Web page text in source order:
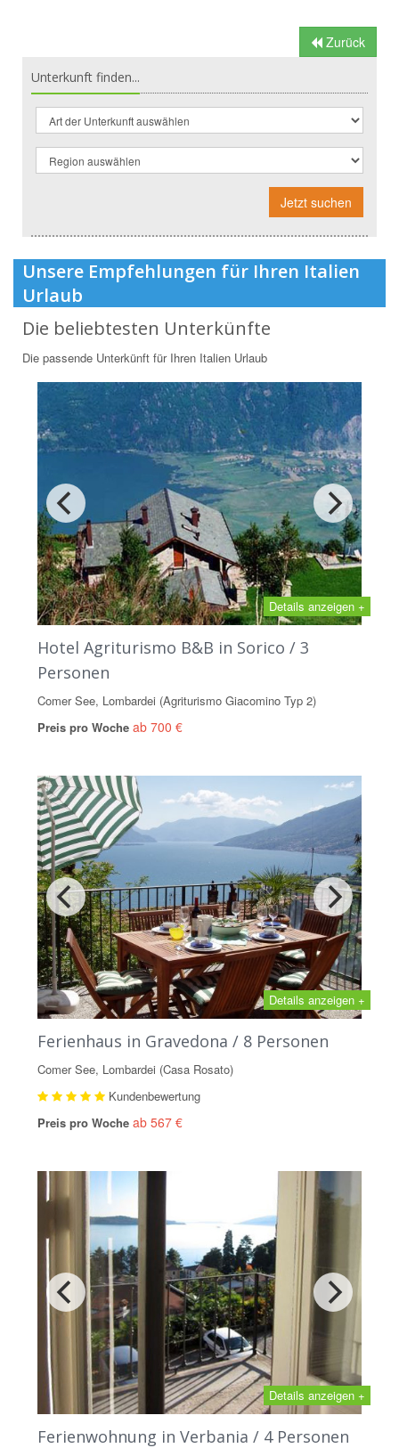
Zurück
Unterkunft finden...
Jetzt suchen
Unsere Empfehlungen für Ihren Italien
Urlaub
Die beliebtesten Unterkünfte
Die passende Unterkünft für Ihren Italien Urlaub
Details anzeigen +
Hotel Agriturismo B&B in Sorico / 3
Personen
Comer See, Lombardei (Agriturismo Giacomino Typ 2)
Preis pro Woche ab 700 €
Details anzeigen +
Ferienhaus in Gravedona / 8 Personen
Comer See, Lombardei (Casa Rosato)
Kundenbewertung
Preis pro Woche ab 567 €
Details anzeigen +
Ferienwohnung in Verbania / 4 Personen